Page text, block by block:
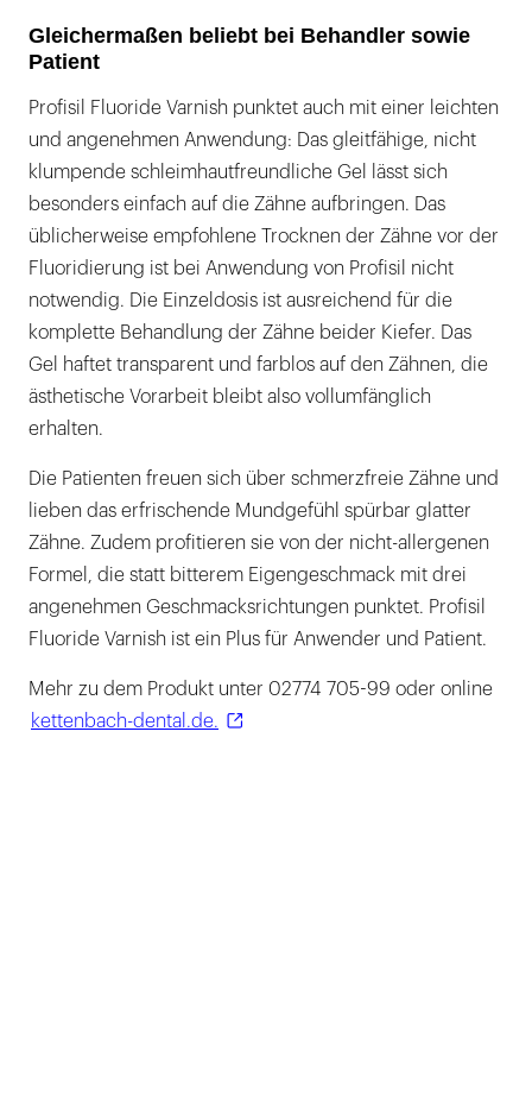
Gleichermaßen beliebt bei Behandler sowie
Patient
Profisil Fluoride Varnish punktet auch mit einer leichten
und angenehmen Anwendung: Das gleitfähige, nicht
klumpende schleimhautfreundliche Gel lässt sich
besonders einfach auf die Zähne aufbringen. Das
üblicherweise empfohlene Trocknen der Zähne vor der
Fluoridierung ist bei Anwendung von Profisil nicht
notwendig. Die Einzeldosis ist ausreichend für die
komplette Behandlung der Zähne beider Kiefer. Das
Gel haftet transparent und farblos auf den Zähnen, die
ästhetische Vorarbeit bleibt also vollumfänglich
erhalten.
Die Patienten freuen sich über schmerzfreie Zähne und
lieben das erfrischende Mundgefühl spürbar glatter
Zähne. Zudem profitieren sie von der nicht-allergenen
Formel, die statt bitterem Eigengeschmack mit drei
angenehmen Geschmacksrichtungen punktet. Profisil
Fluoride Varnish ist ein Plus für Anwender und Patient.
Mehr zu dem Produkt unter 02774 705-99 oder online
kettenbach-dental.de.